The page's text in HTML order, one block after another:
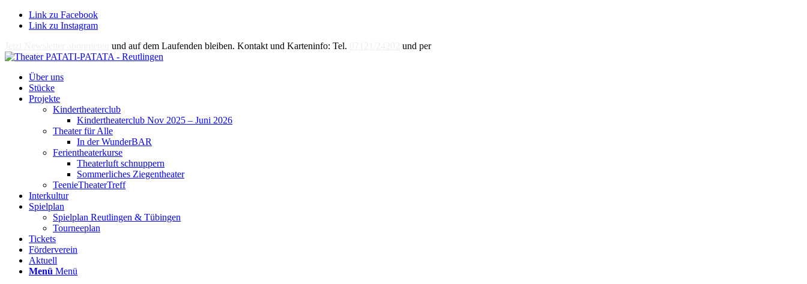
Link zu Facebook
Link zu Instagram
und auf dem Laufenden bleiben. Kontakt und Karteninfo: Tel. und per
Über uns
Stücke
Projekte
Kindertheaterclub
Kindertheaterclub Nov 2025 – Juni 2026
Theater für Alle
In der WunderBAR
Ferientheaterkurse
Theaterluft schnuppern
Sommerliches Ziegentheater
TeenieTheaterTreff
Interkultur
Spielplan
Spielplan Reutlingen & Tübingen
Tourneeplan
Tickets
Förderverein
Aktuell
Menü Menü